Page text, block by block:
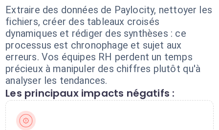
Extraire des données de Paylocity, nettoyer les
fichiers, créer des tableaux croisés
dynamiques et rédiger des synthèses : ce
processus est chronophage et sujet aux
erreurs. Vos équipes RH perdent un temps
précieux à manipuler des chiffres plutôt qu'à
analyser les tendances.
Les principaux impacts négatifs :